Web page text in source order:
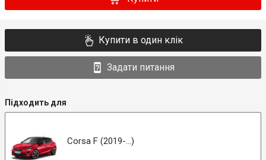
Купити в один клік
Задати питання
Підходить для
Corsa F (2019-...)